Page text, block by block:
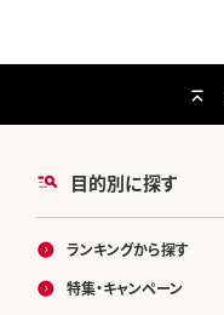
目的別に探す
ランキングから探す
特集・キャンペーン